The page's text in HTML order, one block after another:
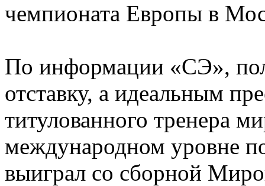
чемпионата Европы в
По информации «СЭ»,
отставку, а идеальным
титулованного тренера
международном уровне
выиграл со сборной